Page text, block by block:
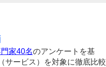
家40名のアンケートを基
サービス）を対象に徹底比較